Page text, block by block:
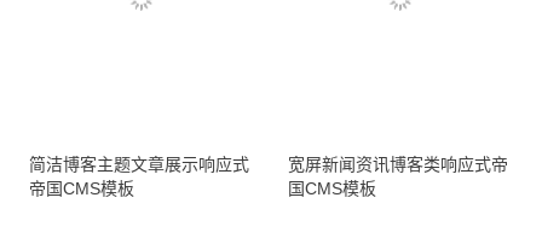
简洁博客主题文章展示响应式
帝国CMS模板
宽屏新闻资讯博客类响应式帝
国CMS模板